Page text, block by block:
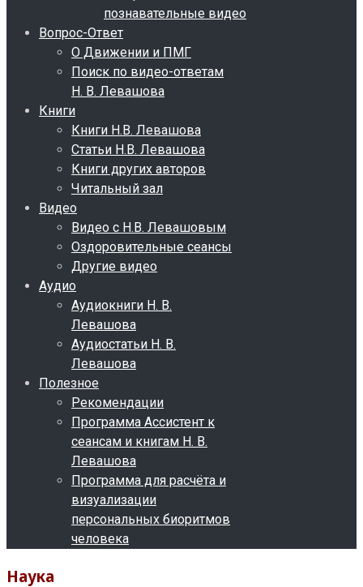
познавательные видео
Вопрос-Ответ
О Движении и ПМГ
Поиск по видео-ответам
Н. В. Левашова
Книги
Книги Н.В. Левашова
Статьи Н.В. Левашова
Книги других авторов
Читальный зал
Видео
Видео с Н.В. Левашовым
Оздоровительные сеансы
Другие видео
Аудио
Аудиокниги Н. В.
Левашова
Аудиостатьи Н. В.
Левашова
Полезное
Рекомендации
Программа Ассистент к
сеансам и книгам Н. В.
Левашова
Программа для расчёта и
визуализации
персональных биоритмов
человека
Наука